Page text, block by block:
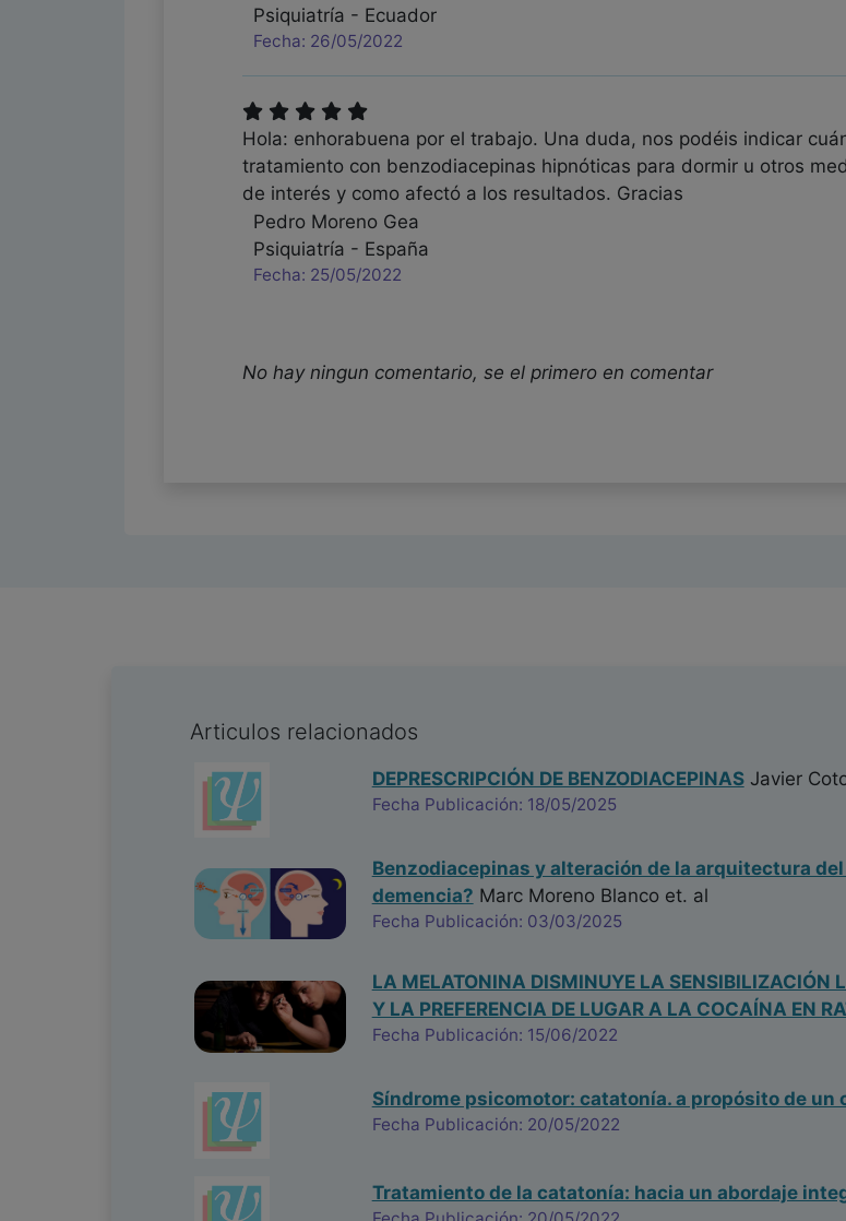
Psiquiatría - Ecuador
Fecha: 26/05/2022
Hola: enhorabuena por el trabajo. Una duda, nos podéis indicar
tratamiento con benzodiacepinas hipnóticas para dormir u otros
de interés y como afectó a los resultados. Gracias
Pedro Moreno Gea
Psiquiatría - España
Fecha: 25/05/2022
No hay ningun comentario, se el primero en comentar
Articulos relacionados
DEPRESCRIPCIÓN DE BENZODIACEPINASJavier
Fecha Publicación: 18/05/2025
Benzodiacepinas y alteración de la arquitectura
demencia? Marc Moreno Blancoet. al
Fecha Publicación: 03/03/2025
LA MELATONINA DISMINUYE LA SENSIBILIZACIÓN
Y LA PREFERENCIA DE LUGAR A LA COCAÍNA EN
Fecha Publicación: 15/06/2022
Síndrome psicomotor: catatonía. a propósito de un
Fecha Publicación: 20/05/2022
Tratamiento de la catatonía: hacia un abordaje